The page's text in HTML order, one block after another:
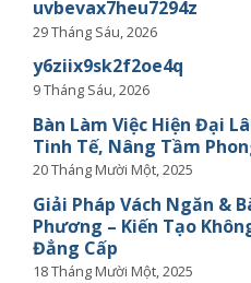
uvbevax7heu7294z
29 Tháng Sáu, 2026
y6ziix9sk2f2oe4q
9 Tháng Sáu, 2026
Bàn Làm Việc Hiện Đại
Tinh Tế, Nâng Tầm
20 Tháng Mười Một, 2025
Giải Pháp Vách Ngăn &
Phương – Kiến Tạo
Đẳng Cấp
18 Tháng Mười Một, 2025